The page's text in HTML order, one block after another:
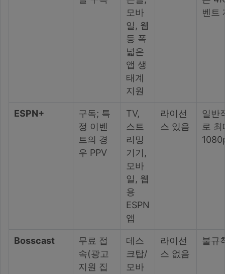
모바
일, 웹
등 폭
넓은
앱 생
태계
지원
벤트
ESPN+
구독; 특
정 이벤
트의 경
우 PPV
TV,
스트
리밍
기기,
모바
일, 웹
용
ESPN
앱
라이선
스 있음
일반
로 최
Bosscast
무료 접
속(광고
지원 집
데스
크탑/
모바
라이선
스 없음
불규